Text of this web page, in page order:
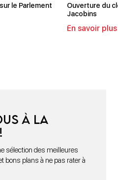
le Parlement
Ouverture du
Jacobins
En savoir plus
à la
sélection des meilleures
bons plans à ne pas rater à